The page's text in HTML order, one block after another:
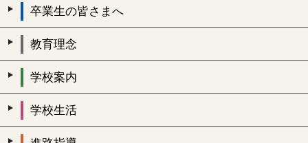
卒業生の皆さまへ
教育理念
学校案内
学校生活